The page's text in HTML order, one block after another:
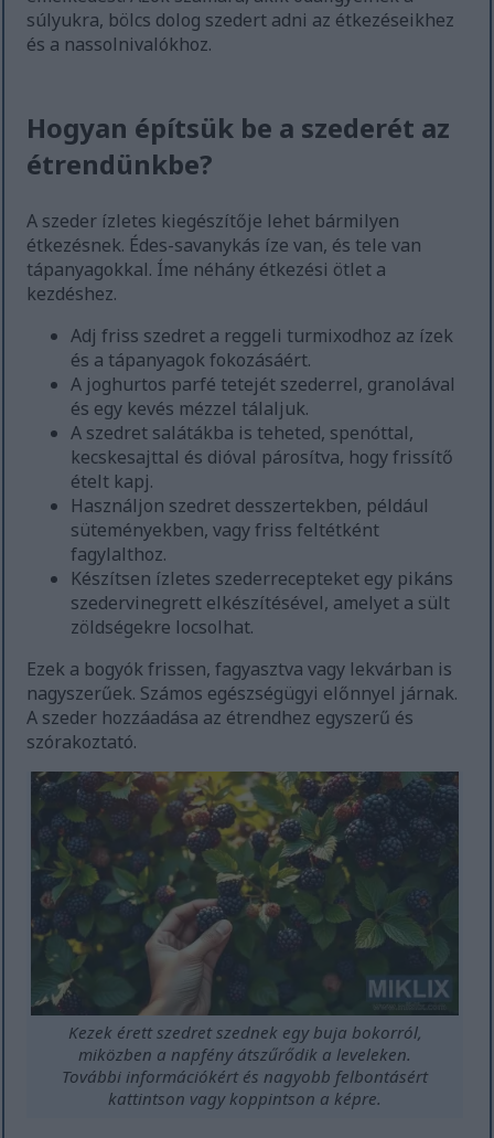
súlyukra, bölcs dolog szedert adni az étkezéseikhez
és a nassolnivalókhoz.
Hogyan építsük be a szederét az
étrendünkbe?
A szeder ízletes kiegészítője lehet bármilyen
étkezésnek. Édes-savanykás íze van, és tele van
tápanyagokkal. Íme néhány étkezési ötlet a
kezdéshez.
Adj friss szedret a reggeli turmixodhoz az ízek
és a tápanyagok fokozásáért.
A joghurtos parfé tetejét szederrel, granolával
és egy kevés mézzel tálaljuk.
A szedret salátákba is teheted, spenóttal,
kecskesajttal és dióval párosítva, hogy frissítő
ételt kapj.
Használjon szedret desszertekben, például
süteményekben, vagy friss feltétként
fagylalthoz.
Készítsen ízletes szederrecepteket egy pikáns
szedervinegrett elkészítésével, amelyet a sült
zöldségekre locsolhat.
Ezek a bogyók frissen, fagyasztva vagy lekvárban is
nagyszerűek. Számos egészségügyi előnnyel járnak.
A szeder hozzáadása az étrendhez egyszerű és
szórakoztató.
Kezek érett szedret szednek egy buja bokorról,
miközben a napfény átszűrődik a leveleken.
További információkért és nagyobb felbontásért
kattintson vagy koppintson a képre.